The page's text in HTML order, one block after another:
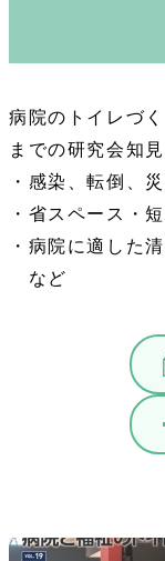
病院のトイレづ
までの研究会知
・感染、転倒、
・省スペース・
・病院に適した
など